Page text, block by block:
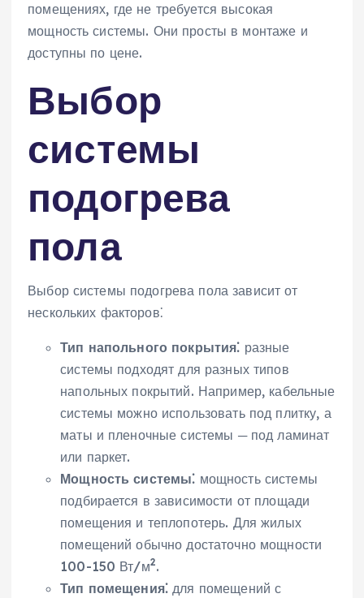
помещениях‚ где не требуется высокая
мощность системы. Они просты в монтаже и
доступны по цене.
Выбор
системы
подогрева
пола
Выбор системы подогрева пола зависит от
нескольких факторов⁚
Тип напольного покрытия⁚ разные
системы подходят для разных типов
напольных покрытий. Например‚ кабельные
системы можно использовать под плитку‚ а
маты и пленочные системы ─ под ламинат
или паркет.
Мощность системы⁚ мощность системы
подбирается в зависимости от площади
помещения и теплопотерь. Для жилых
помещений обычно достаточно мощности
100-150 Вт/м2.
Тип помещения⁚ для помещений с